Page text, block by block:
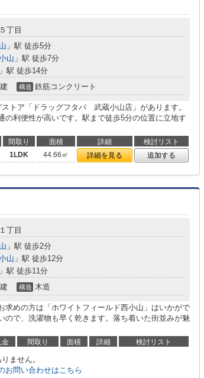
５丁目
」駅 徒歩5分
山 」駅 徒歩7分
」駅 徒歩14分
構造 鉄筋コンクリート
トア「ドラッグフタバ 武蔵小山店」があります。
の利便性が高いです。駅まで徒歩5分の位置に立地す
間取り 面積 詳細
検討リスト
1LDK 44.66㎡ 詳細を見る 追加する
１丁目
」駅 徒歩2分
山 」駅 徒歩12分
」駅 徒歩11分
構造 木造
求めの方は「ホワイトフィールド西小山」はいかがで
ので、洗濯物も早く乾きます。落ち着いた街並みが魅
金 間取り 面積 詳細 検討リスト
ません。
お問い合わせはこちら